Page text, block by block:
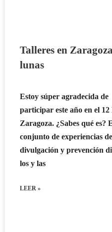
Talleres en
lunas
Estoy súper agradecida de
participar este año en el 12
Zaragoza. ¿Sabes qué es?
conjunto de experiencias
divulgación y prevención
los y las
LEER »